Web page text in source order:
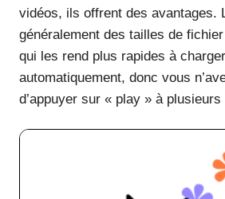
vidéos, ils offrent des avantages.
généralement des tailles de
qui les rend plus rapides à
automatiquement, donc vous
d’appuyer sur « play » à